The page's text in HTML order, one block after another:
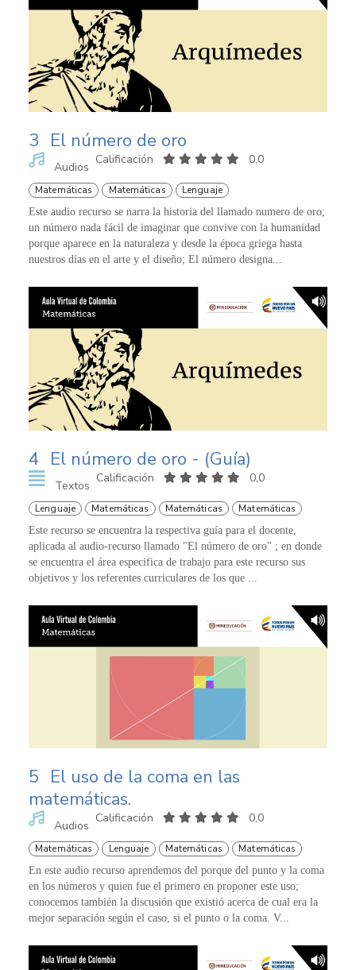
3 El número de oro
Audios
Calificación 0,0
Matemáticas Matemáticas Lenguaje
Este audio recurso se narra la historia del llamado numero de oro;
un número nada fácil de imaginar que convive con la humanidad
porque aparece en la naturaleza y desde la época griega hasta
nuestros días en el arte y el diseño; El número designa...
4 El número de oro - (Guía)
Textos
Calificación 0,0
Lenguaje Matemáticas Matemáticas Matemáticas
Este recurso se encuentra la respectiva guía para el docente,
aplicada al audio-recurso llamado "El número de oro" ; en donde
se encuentra el área especifica de trabajo para este recurso sus
objetivos y los referentes curriculares de los que ...
5 El uso de la coma en las
matemáticas.
Audios
Calificación 0,0
Matemáticas Lenguaje Matemáticas Matemáticas
En este audio recurso aprendemos del porque del punto y la coma
en los números y quien fue el primero en proponer este uso;
conocemos también la discusión que existió acerca de cual era la
mejor separación según el caso, si el punto o la coma. V...